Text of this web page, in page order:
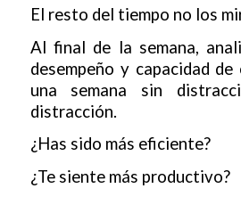
El resto del tiempo no los
Al final de la semana,
desempeño y capacidad
una semana sin
distracción.
¿Has sido más eficiente?
¿Te siente más productivo?